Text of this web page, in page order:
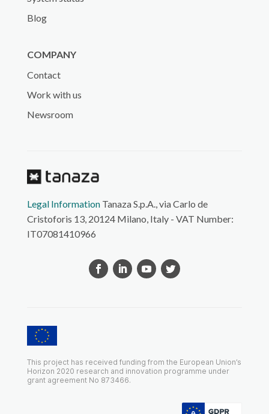
Blog
COMPANY
Contact
Work with us
Newsroom
Legal InformationTanaza S.p.A., via Carlo de
Cristoforis 13, 20124 Milano, Italy - VAT Number:
IT07081410966
This project has received funding from the European Union’s
Horizon 2020 research and innovation programme under
grant agreement No 873466.